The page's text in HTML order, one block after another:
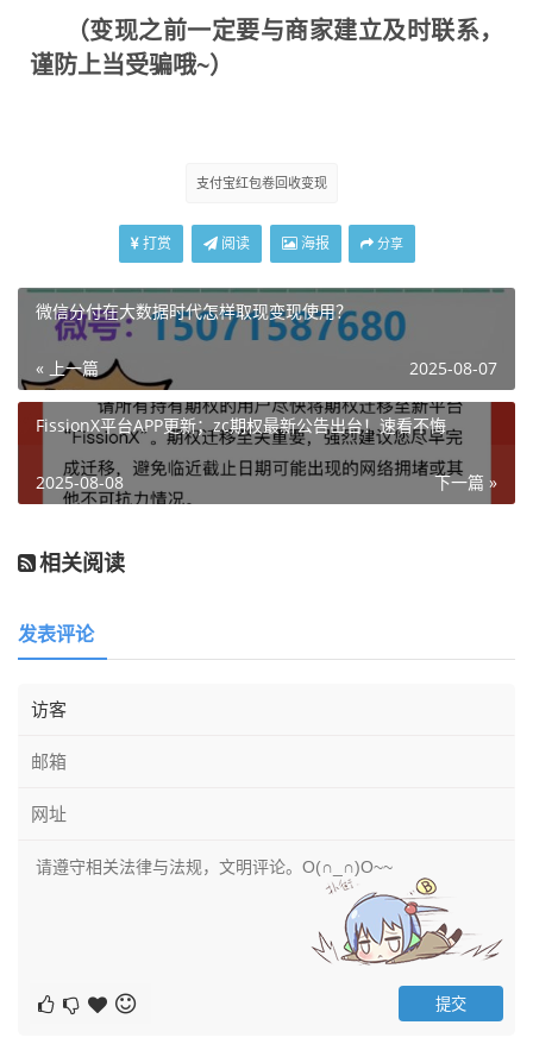
（变现之前一定要与商家建立及时联系，
谨防上当受骗哦~）
支付宝红包卷回收变现
打赏 阅读 海报 分享
微信分付在大数据时代怎样取现变现使用？
« 上一篇 2025-08-07
FissionX平台APP更新；zc期权最新公告出台！速看不悔
下一篇 »
2025-08-08
相关阅读
发表评论